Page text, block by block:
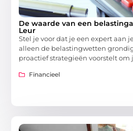
De waarde van een
Leur
Stel je voor dat je een expert aan
alleen de belastingwetten
proactief strategieën voorstelt om
Financieel